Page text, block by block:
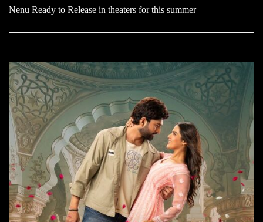
Nenu Ready to Release in theaters for this summer